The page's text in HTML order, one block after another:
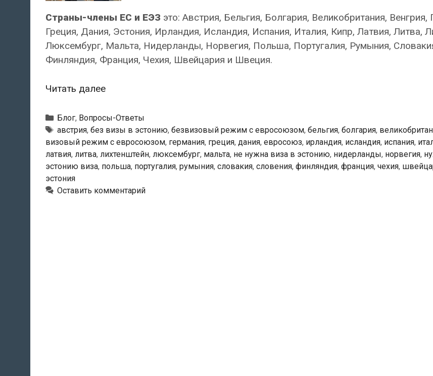
Страны-члены ЕС и ЕЭЗ это: Австрия, Бельгия, Болгария, Великобритания, Венгрия,
Греция, Дания, Эстония, Ирландия, Исландия, Испания, Италия, Кипр, Латвия, Литва,
Люксембург, Мальта, Нидерланды, Норвегия, Польша, Португалия, Румыния,
Финляндия, Франция, Чехия, Швейцария и Швеция.
Читать далееКто
право
на
въезд
в
Эстонию
без
Рубрики
Блог, Вопросы-Ответы
Метки
австрия, без визы в эстонию, безвизовый режим с евросоюзом, бельгия, болгария,
визовый режим с евросоюзом, германия, греция, дания, евросоюз, ирландия, исландия, испания,
латвия, литва, лихтенштейн, люксембург, мальта, не нужна виза в эстонию, нидерланды, норвегия,
эстонию виза, польша, португалия, румыния, словакия, словения, финляндия, франция, чехия,
эстония
Оставить комментарий